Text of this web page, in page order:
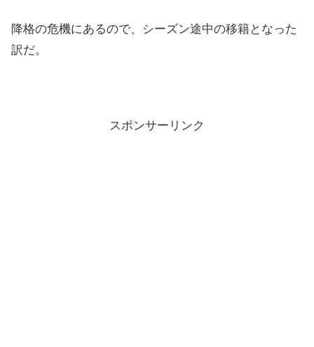
降格の危機にあるので、シーズン途中の移籍となった
訳だ。
スポンサーリンク